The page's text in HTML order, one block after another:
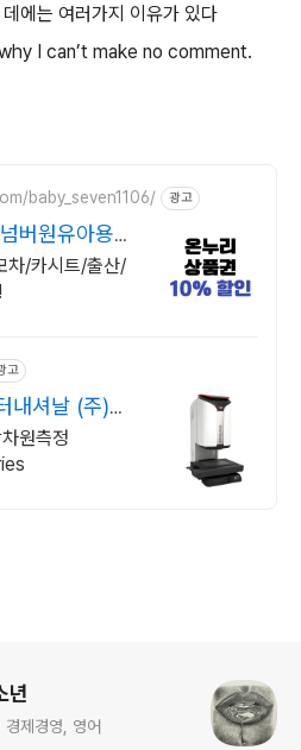
에는 여러가지 이유가 있다
I can’t make no comment.
baby_seven1106/ 광고
버원유아용품
차/카시트/출산/
고
내셔날 (주)조
원측정
년
경제경영, 영어